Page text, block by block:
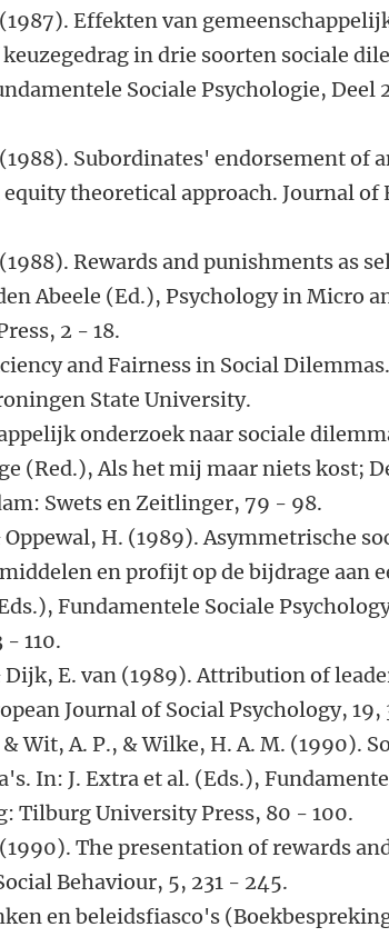
Effekten van
in drie soorten sociale
Sociale Psychologie,
Subordinates' endorsement of
theoretical approach. Journal of
Rewards and punishments as
Abeele (Ed.), Psychology in Micro
2 - 18.
and Fairness in Social
State University.
onderzoek naar sociale
(Red.), Als het mij maar niets kost;
Swets en Zeitlinger, 79 - 98.
Oppewal, H. (1989). Asymmetrische
en profijt op de bijdrage aan
Fundamentele Sociale
110.
Dijk, E. van (1989). Attribution of
Journal of Social Psychology, 19,
Wit, A. P., & Wilke, H. A. M. (1990).
In: J. Extra et al. (Eds.),
Tilburg University Press, 80 - 100.
The presentation of rewards
Behaviour, 5, 231 - 245.
en beleidsfiasco's